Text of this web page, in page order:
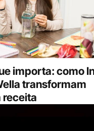
importa: como
transformam
receita